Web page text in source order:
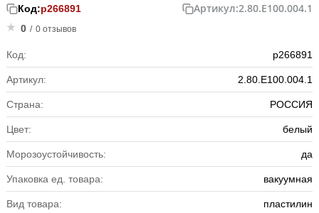
Код:р266891 Артикул:2.80.Е100.004.1
0 / 0 отзывов
Код: р266891
Артикул: 2.80.Е100.004.1
Страна: РОССИЯ
Цвет: белый
Морозоустойчивость: да
Упаковка ед. товара: вакуумная
Вид товара: пластилин